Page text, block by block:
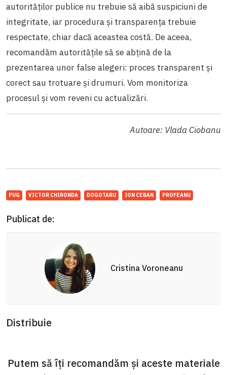
autorităților publice nu trebuie să aibă suspiciuni de
integritate, iar procedura și transparența trebuie
respectate, chiar dacă aceastea costă. De aceea,
recomandăm autoritățile să se abțină de la
prezentarea unor false alegeri: proces transparent și
corect sau trotuare și drumuri. Vom monitoriza
procesul și vom reveni cu actualizări.
Autoare: Vlada Ciobanu
PUG VICTOR CHIRONDA DOGOTARU ION CEBAN PROFEANU
Publicat de:
Cristina Voroneanu
Distribuie
Putem să îți recomandăm și aceste materiale